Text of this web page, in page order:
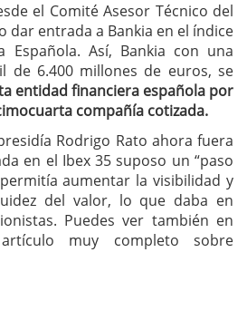
el Comité Asesor Técnico del
dar entrada a Bankia en el índice
Española. Así, Bankia con una
de 6.400 millones de euros, se
entidad financiera española por
compañía cotizada.
Rodrigo Rato ahora fuera
en el Ibex 35 suposo un “paso
aumentar la visibilidad y
del valor, lo que daba en
Puedes ver también en
artículo muy completo sobre